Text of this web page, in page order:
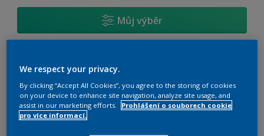
Můj výběr
Dulux Trade Vinyl Matt
Omyvatelný
Vysoká otěruodolnost
We respect your privacy.
By clicking “Accept All Cookies”, you agree to the storing of cookies
on your device to enhance site navigation, analyze site usage, and
assist in our marketing efforts.
Prohlášení o souborech cookie
pro více informací.